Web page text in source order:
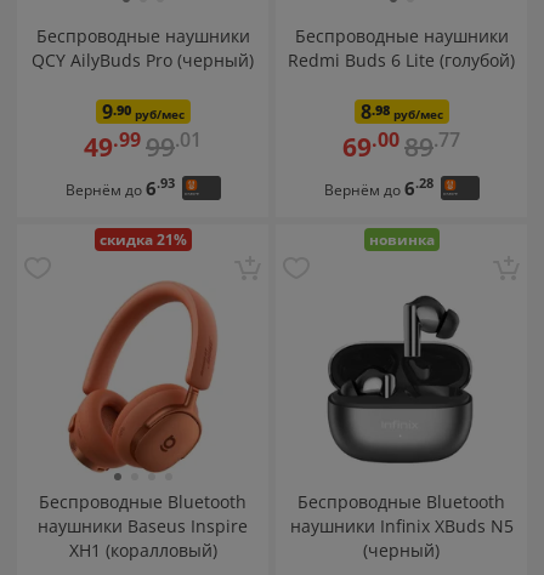
Беспроводные наушники
QCY AilyBuds Pro (черный)
9.90руб/мес
49.9999.01
Вернём до6.93
Беспроводные наушники
Redmi Buds 6 Lite (голубой)
8.98руб/мес
69.0089.77
Вернём до6.28
скидка 21%
Беспроводные Bluetooth
наушники Baseus Inspire
XH1 (коралловый)
новинка
Беспроводные Bluetooth
наушники Infinix XBuds N5
(черный)